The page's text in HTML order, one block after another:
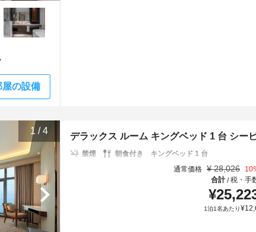
屋の設備
1 /4
デラックス ルーム キングベッド 1 台 シー
禁煙 朝食付き
キングベッド 1 台
通常価格 ¥ 28,026 10
合計/税・手
¥
1泊1名あたり¥